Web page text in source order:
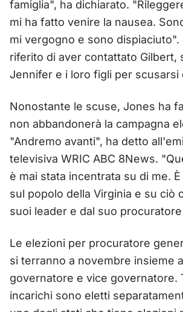
famiglia", ha dichiarato.
mi ha fatto venire la nausea.
mi vergogno e sono dispiaciuto".
riferito di aver contattato Gilbert,
Jennifer e i loro figli per scusarsi
Nonostante le scuse, Jones ha
non abbandonerà la campagna
"Andremo avanti", ha detto
televisiva WRIC ABC 8News.
è mai stata incentrata su di me.
sul popolo della Virginia e su ciò
suoi leader e dal suo
Le elezioni per procuratore
si terranno a novembre insieme
governatore e vice governatore.
incarichi sono eletti